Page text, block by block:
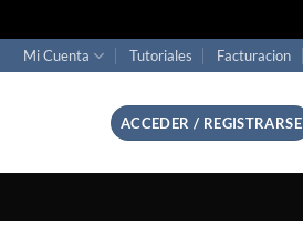
Mi Cuenta Tutoriales Facturacion
ACCEDER / REGISTRARSE